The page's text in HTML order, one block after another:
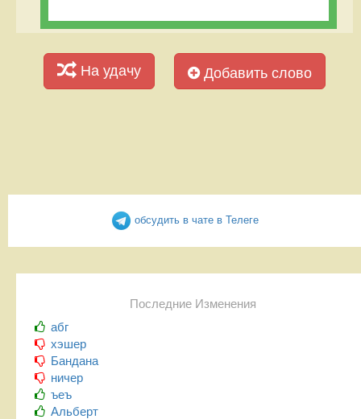
На удачу Добавить слово
обсудить в чате в Телеге
Последние Изменения
абг
хэшер
Бандана
ничер
ъеъ
Альберт